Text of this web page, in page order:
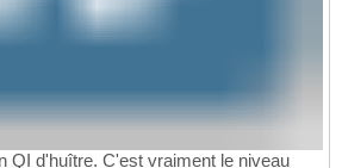
QI d'huître. C'est vraiment le niveau